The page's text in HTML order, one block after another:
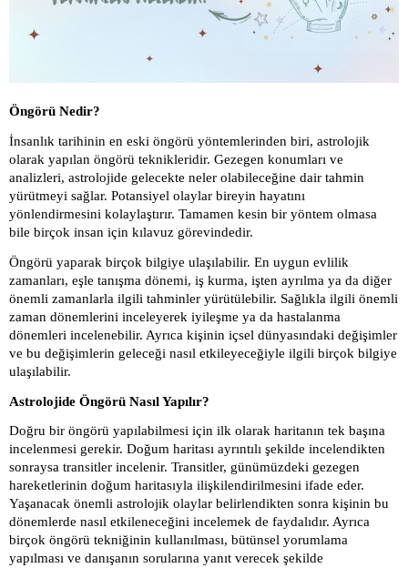
Öngörü Nedir?
İnsanlık tarihinin en eski öngörü yöntemlerinden biri, astrolojik
olarak yapılan öngörü teknikleridir. Gezegen konumları ve
analizleri, astrolojide gelecekte neler olabileceğine dair tahmin
yürütmeyi sağlar. Potansiyel olaylar bireyin hayatını
yönlendirmesini kolaylaştırır. Tamamen kesin bir yöntem olmasa
bile birçok insan için kılavuz görevindedir.
Öngörü yaparak birçok bilgiye ulaşılabilir. En uygun evlilik
zamanları, eşle tanışma dönemi, iş kurma, işten ayrılma ya da diğer
önemli zamanlarla ilgili tahminler yürütülebilir. Sağlıkla ilgili önemli
zaman dönemlerini inceleyerek iyileşme ya da hastalanma
dönemleri incelenebilir. Ayrıca kişinin içsel dünyasındaki değişimler
ve bu değişimlerin geleceği nasıl etkileyeceğiyle ilgili birçok bilgiye
ulaşılabilir.
Astrolojide Öngörü Nasıl Yapılır?
Doğru bir öngörü yapılabilmesi için ilk olarak haritanın tek başına
incelenmesi gerekir. Doğum haritası ayrıntılı şekilde incelendikten
sonraysa transitler incelenir. Transitler, günümüzdeki gezegen
hareketlerinin doğum haritasıyla ilişkilendirilmesini ifade eder.
Yaşanacak önemli astrolojik olaylar belirlendikten sonra kişinin bu
dönemlerde nasıl etkileneceğini incelemek de faydalıdır. Ayrıca
birçok öngörü tekniğinin kullanılması, bütünsel yorumlama
yapılması ve danışanın sorularına yanıt verecek şekilde